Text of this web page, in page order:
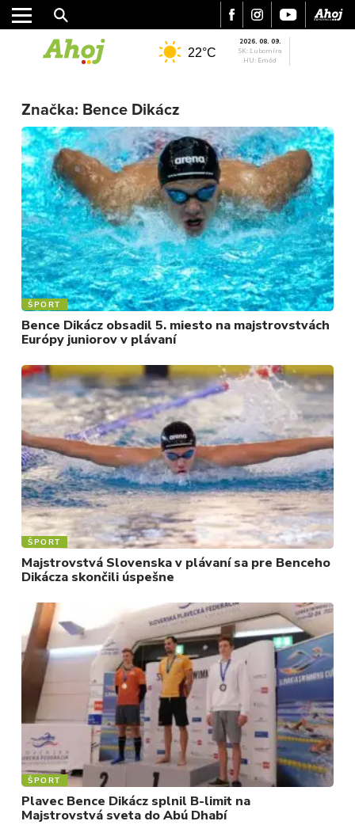
MESTO
REGIÓN
ŠPORT
KULTÚRA
FOTKY
VIDEO
MIX
22°C
2026. 08. 09.
SK: Ľubomíra
HU: Emőd
Značka: Bence Dikácz
ŠPORT
Bence Dikácz obsadil 5. miesto na majstrovstvách
Európy juniorov v plávaní
ŠPORT
Majstrovstvá Slovenska v plávaní sa pre Benceho
Dikácza skončili úspešne
ŠPORT
Plavec Bence Dikácz splnil B-limit na
Majstrovstvá sveta do Abú Dhabí